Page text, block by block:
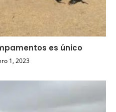
es único
1, 2023